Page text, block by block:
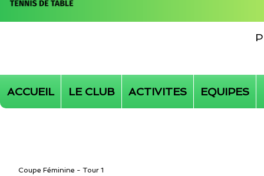
ACCUEIL LE CLUB ACTIVITES EQUIPES
Coupe Féminine - Tour 1